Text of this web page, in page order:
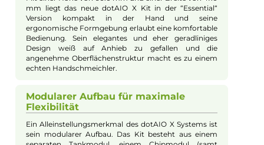
Geregelter Akkuträger:
Ja
Maximale Leistung:
60W
Zugverhalten:
Mouth-to-Lung
Experte für dieses Produkt
Jannik Ittenbach
Produkt-Manager & Experte